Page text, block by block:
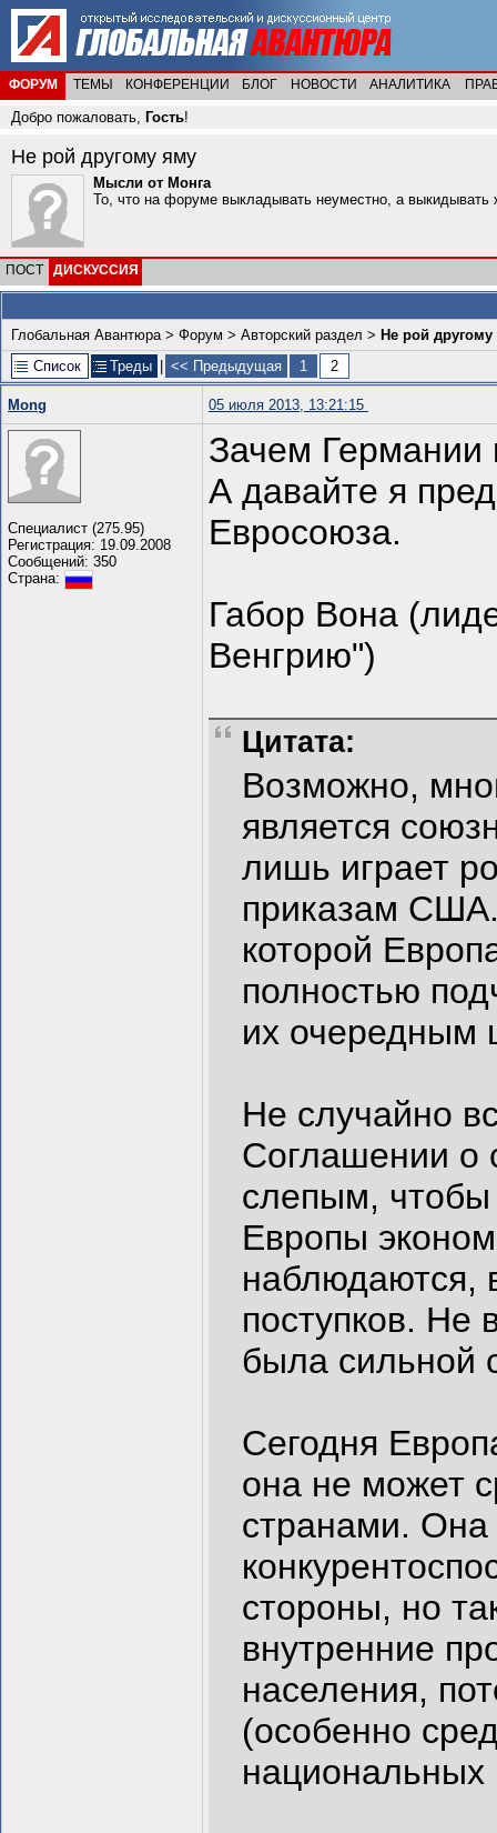
ФОРУМ ТЕМЫ КОНФЕРЕНЦИИ БЛОГ НОВОСТИ АНАЛИТИКА
Добро пожаловать, Гость!
Не рой другому яму
Мысли от Монга
То, что на форуме выкладывать неуместно, а выкидывать
ПОСТ ДИСКУССИЯ
Глобальная Авантюра> Форум > Авторский раздел > Не рой
Список
Треды << Предыдущая 1 2
Mong 05 июля 2013, 13:21:15
Специалист (275.95)
Регистрация: 19.09.2008
Сообщений: 350
Страна:
Зачем Германии
А давайте я
Евросоюза.
Габор Вона
Венгрию")
Цитата:
Возможно,
является
лишь играет
приказам США.
которой
полностью
их очередным
Не случайно
Соглашении о
слепым, чтобы
Европы
наблюдаются,
поступков. Не
была сильной
Сегодня
она не может
странами.
стороны, но
внутренние
населения,
(особенно
национальных